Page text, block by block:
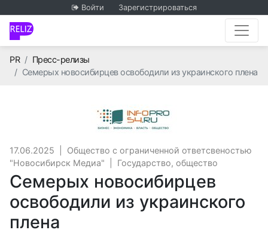
Войти Зарегистрироваться
PRГлавная
Пресс-релизы
Семерых новосибирцев освободили из украинского плена
17.06.2025
Общество с ограниченной ответсвеностью
"Новосибирск Медиа"
Государство, общество
Семерых новосибирцев
освободили из украинского
плена